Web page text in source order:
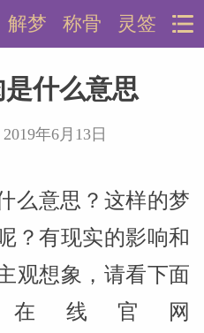
灵签
称骨
解梦
什么意思
年6月13日
么意思？这样的梦
？有现实的影响和
观想象，请看下面
线官网